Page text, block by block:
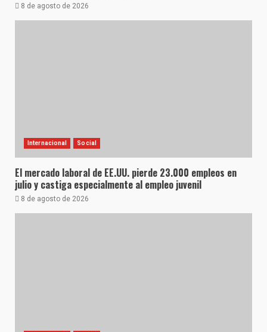
8 de agosto de 2026
Internacional Social
El mercado laboral de EE.UU. pierde 23.000 empleos en
julio y castiga especialmente al empleo juvenil
8 de agosto de 2026